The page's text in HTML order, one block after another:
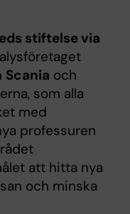
stiftelse via
Scania och
som alla
med
professuren
att hitta nya
och minska